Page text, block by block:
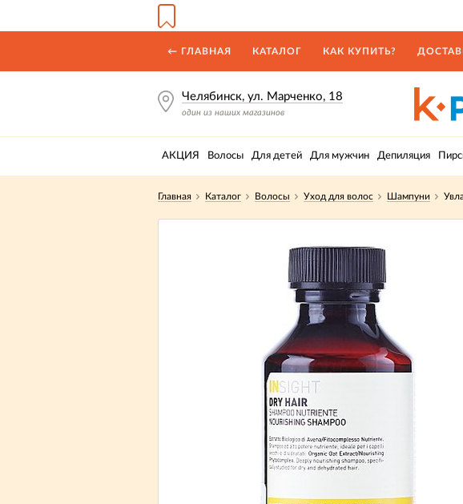
← ГЛАВНАЯ КАТАЛОГ КАК КУПИТЬ?
Челябинск, ул. Марченко, 18
один из наших магазинов
АКЦИЯ Волосы Для детей Для мужчин Депиляция
Главная Каталог Волосы Уход для волос Шампуни